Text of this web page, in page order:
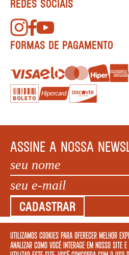
Utilizamos cookies para oferecer melhor
analizar como você interage em nosso site
REDES SOCIAIS
FORMAS DE PAGAMENTO
ASSINE A NOSSA
CADASTRAR
COPYRIGHT MEGAFAUNA LIVRARIA LTDA. - CNPJ:
IPIRANGA, 200 LOJA 5 - SÃO PAULO – SP 01046